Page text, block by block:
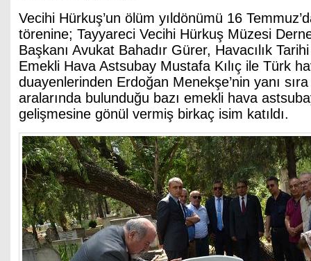
Vecihi Hürkuş’un ölüm yıldönümü 16
törenine; Tayyareci Vecihi Hürkuş Müzesi
Başkanı Avukat Bahadır Gürer, Havacılık
Emekli Hava Astsubay Mustafa Kılıç ile Türk
duayenlerinden Erdoğan Menekşe’nin yanı
aralarında bulunduğu bazı emekli hava
gelişmesine gönül vermiş birkaç isim katıldı.